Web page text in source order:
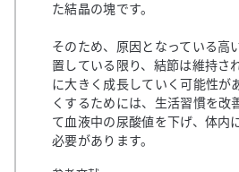
た結晶の塊です。
そのため、原因となっている高
置している限り、結節は維持さ
に大きく成長していく可能性が
くするためには、生活習慣を改
て血液中の尿酸値を下げ、体内
必要があります。